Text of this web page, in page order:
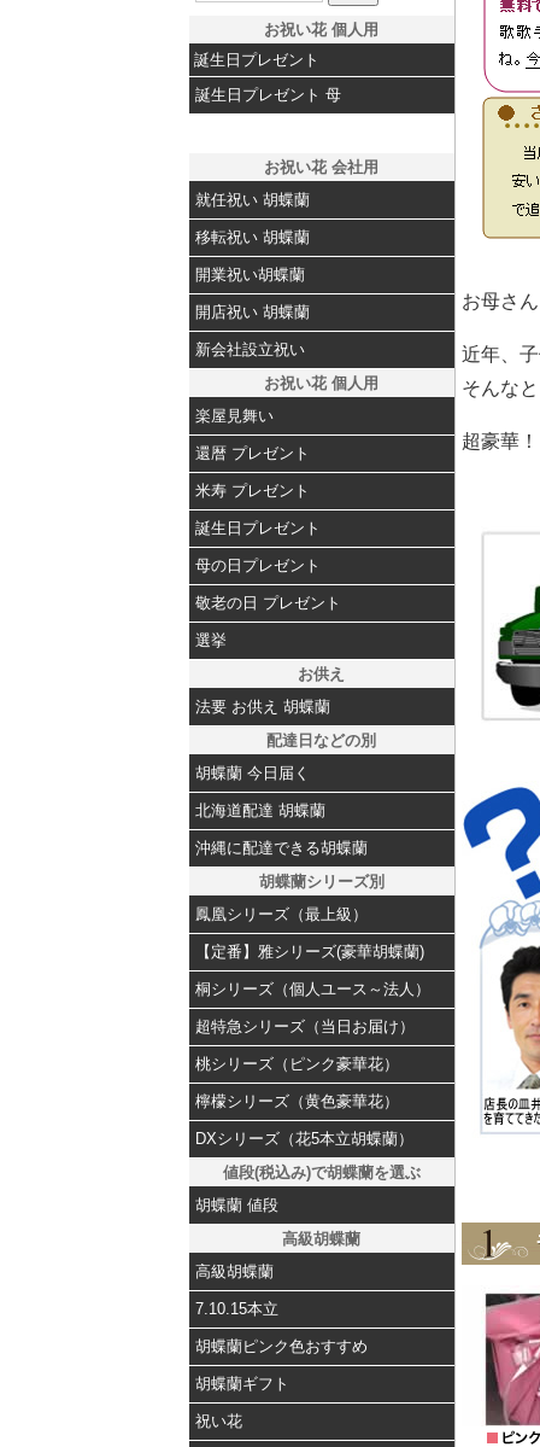
お祝い花 個人用
誕生日プレゼント
誕生日プレゼント 母
お祝い花 会社用
就任祝い 胡蝶蘭
移転祝い 胡蝶蘭
開業祝い胡蝶蘭
開店祝い 胡蝶蘭
新会社設立祝い
お祝い花 個人用
楽屋見舞い
還暦 プレゼント
米寿 プレゼント
誕生日プレゼント
母の日プレゼント
敬老の日 プレゼント
選挙
お供え
法要 お供え 胡蝶蘭
配達日などの別
胡蝶蘭 今日届く
北海道配達 胡蝶蘭
沖縄に配達できる胡蝶蘭
胡蝶蘭シリーズ別
鳳凰シリーズ（最上級）
【定番】雅シリーズ(豪華胡蝶蘭)
桐シリーズ（個人ユース～法人）
超特急シリーズ（当日お届け）
桃シリーズ（ピンク豪華花）
檸檬シリーズ（黄色豪華花）
DXシリーズ（花5本立胡蝶蘭）
値段(税込み)で胡蝶蘭を選ぶ
胡蝶蘭 値段
高級胡蝶蘭
高級胡蝶蘭
7.10.15本立
胡蝶蘭ピンク色おすすめ
胡蝶蘭ギフト
祝い花
お母さ
近年、
そんな
超豪華